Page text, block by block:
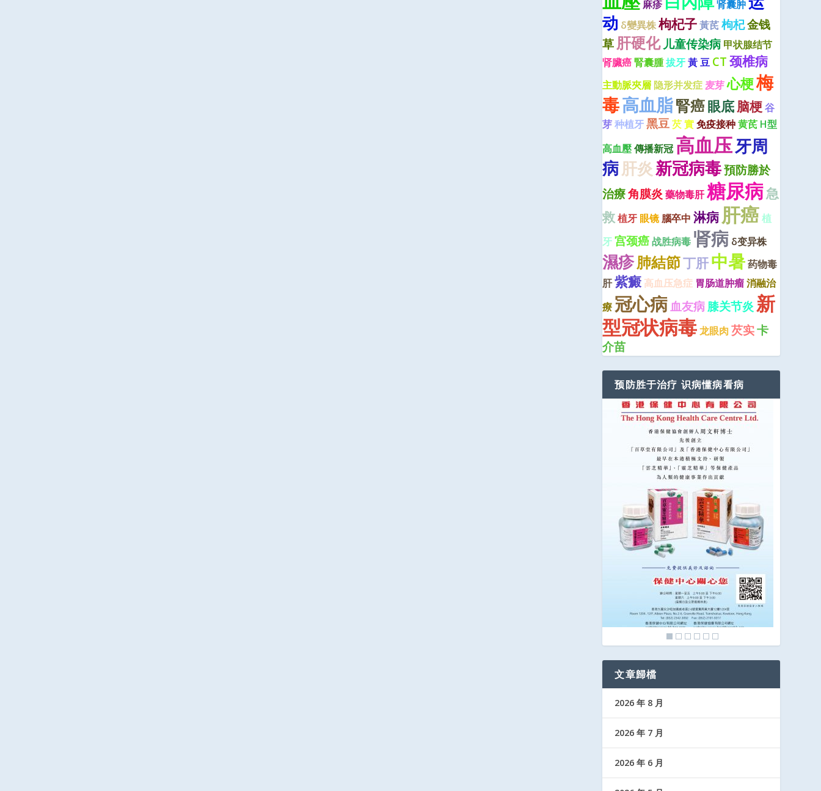
麻疹 肾囊肿
动 δ變異株枸杞子黃芪枸杞金钱
草肝硬化儿童传染病 甲状腺结节
肾臟癌腎囊腫拔牙黃 豆 CT 颈椎病
主動脈夾層 隐形并发症麦芽心梗梅
毒高血脂腎癌眼底脑梗谷
芽种植牙黑豆芡 實免疫接种黄芪 H型
高血壓傳播新冠 高血压牙周
病肝炎新冠病毒預防勝於
治療角膜炎藥物毒肝糖尿病急
救植牙 眼镜腦卒中 淋病肝癌植
牙宫颈癌战胜病毒 肾病 δ变异株
濕疹肺結節丁肝中暑药物毒
肝紫癜 高血压急症 胃肠道肿瘤消融治
療 冠心病血友病膝关节炎新
型冠状病毒龙眼肉 芡实卡
介苗
预防胜于治疗 识病懂病看病
文章歸檔
2026 年 8 月
2026 年 7 月
2026 年 6 月